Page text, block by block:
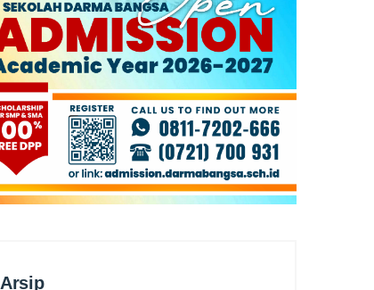
ArsipArsip